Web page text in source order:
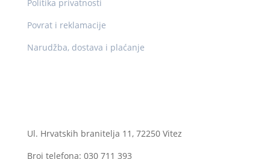
Politika privatnosti
Povrat i reklamacije
Narudžba, dostava i plaćanje
Ul. Hrvatskih branitelja 11, 72250 Vitez
Broj telefona: 030 711 393